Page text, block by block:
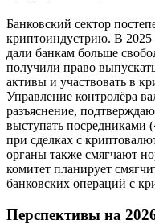
Банковский сектор
криптоиндустрию. В 2025
дали банкам больше
получили право
активы и участвовать в
Управление контролёра
разъяснение,
выступать посредниками
при сделках с
органы также смягчают
комитет планирует
банковских операций с
Перспективы на